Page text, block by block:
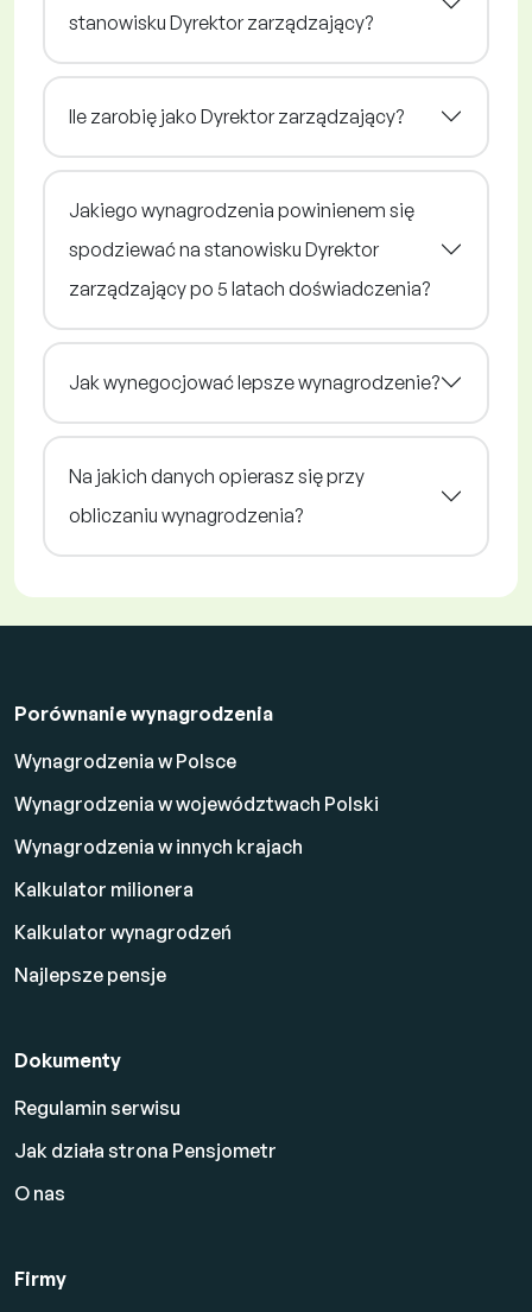
stanowisku Dyrektor zarządzający?
Ile zarobię jako Dyrektor zarządzający?
Jakiego wynagrodzenia powinienem się
spodziewać na stanowisku Dyrektor
zarządzający po 5 latach doświadczenia?
Jak wynegocjować lepsze wynagrodzenie?
Na jakich danych opierasz się przy
obliczaniu wynagrodzenia?
Porównanie wynagrodzenia
Wynagrodzenia w Polsce
Wynagrodzenia w województwach Polski
Wynagrodzenia w innych krajach
Kalkulator milionera
Kalkulator wynagrodzeń
Najlepsze pensje
Dokumenty
Regulamin serwisu
Jak działa strona Pensjometr
O nas
Firmy